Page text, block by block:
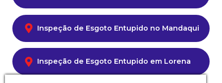
Inspeção de Esgoto Entupido no Mandaqui
Inspeção de Esgoto Entupido em Lorena